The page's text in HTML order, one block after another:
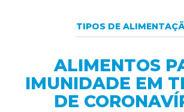
TIPOS DE
ALIMENTOS
IMUNIDADE EM
DE